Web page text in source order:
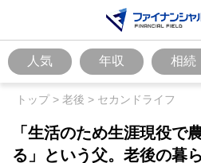
人気 年収 相続
トップ> 老後 > セカンドライフ
「生活のため生涯現役で
る」という父。老後の暮